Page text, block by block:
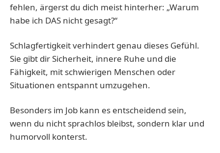
fehlen, ärgerst du dich meist hinterher: „Warum
habe ich DAS nicht gesagt?“
Schlagfertigkeit verhindert genau dieses Gefühl.
Sie gibt dir Sicherheit, innere Ruhe und die
Fähigkeit, mit schwierigen Menschen oder
Situationen entspannt umzugehen.
Besonders im Job kann es entscheidend sein,
wenn du nicht sprachlos bleibst, sondern klar und
humorvoll konterst.